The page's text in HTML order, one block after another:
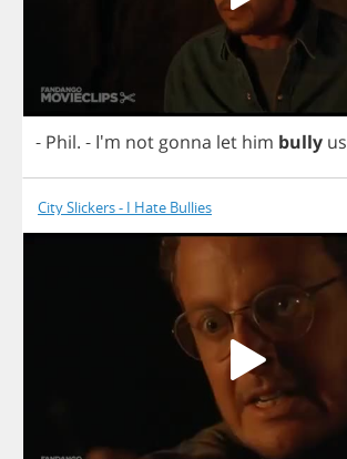
- Phil. - I'm not gonna let him bully us
City Slickers - I Hate Bullies